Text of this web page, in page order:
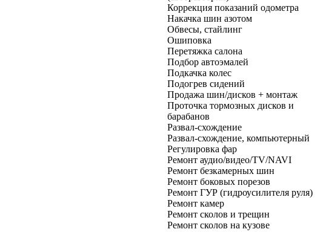
Коррекция показаний одометра
Накачка шин азотом
Обвесы, стайлинг
Ошиповка
Перетяжка салона
Подбор автоэмалей
Подкачка колес
Подогрев сидений
Продажа шин/дисков + монтаж
Проточка тормозных дисков и
барабанов
Развал-схождение
Развал-схождение, компьютерный
Регулировка фар
Ремонт аудио/видео/TV/NAVI
Ремонт безкамерных шин
Ремонт боковых порезов
Ремонт ГУР (гидроусилителя руля)
Ремонт камер
Ремонт сколов и трещин
Ремонт сколов на кузове